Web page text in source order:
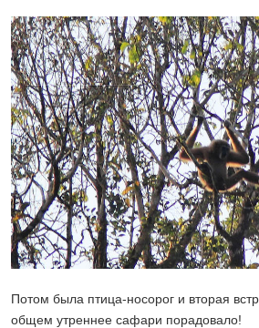
Потом была птица-носорог и вторая
общем утреннее сафари порадовало!